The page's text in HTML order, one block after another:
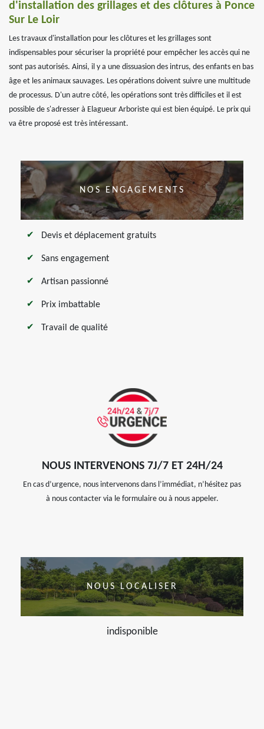
d'installation des grillages et des clôtures à Ponce
Sur Le Loir
Les travaux d'installation pour les clôtures et les grillages sont
indispensables pour sécuriser la propriété pour empêcher les accès qui ne
sont pas autorisés. Ainsi, il y a une dissuasion des intrus, des enfants en bas
âge et les animaux sauvages. Les opérations doivent suivre une multitude
de processus. D'un autre côté, les opérations sont très difficiles et il est
possible de s'adresser à Elagueur Arboriste qui est bien équipé. Le prix qui
va être proposé est très intéressant.
NOS ENGAGEMENTS
Devis et déplacement gratuits
Sans engagement
Artisan passionné
Prix imbattable
Travail de qualité
NOUS INTERVENONS 7J/7 ET 24H/24
En cas d’urgence, nous intervenons dans l’immédiat, n’hésitez pas
à nous contacter via le formulaire ou à nous appeler.
NOUS LOCALISER
indisponible